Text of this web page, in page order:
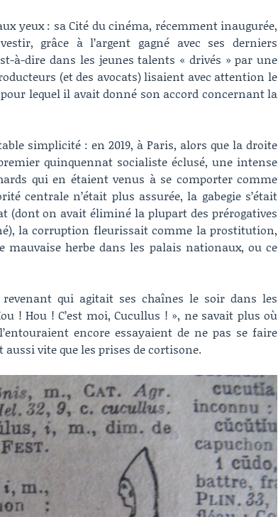
yeux : sa Cité du cinéma, récemment inaugurée,
grâce à l’argent gagné avec ses derniers
à-dire dans les jeunes talents « drivés » par une
(et des avocats) lisaient avec attention le
lequel il avait donné son accord concernant la
simplicité : en 2019, à Paris, alors que la droite
quinquennat socialiste éclusé, une intense
qui en étaient venus à se comporter comme
centrale n’était plus assurée, la gabegie s’était
(dont on avait éliminé la plupart des prérogatives
la corruption fleurissait comme la prostitution,
herbe dans les palais nationaux, ou ce
qui agitait ses chaînes le soir dans les
! Hou ! C’est moi, Cucullus ! », ne savait plus où
encore essayaient de ne pas se faire
vite que les prises de cortisone.